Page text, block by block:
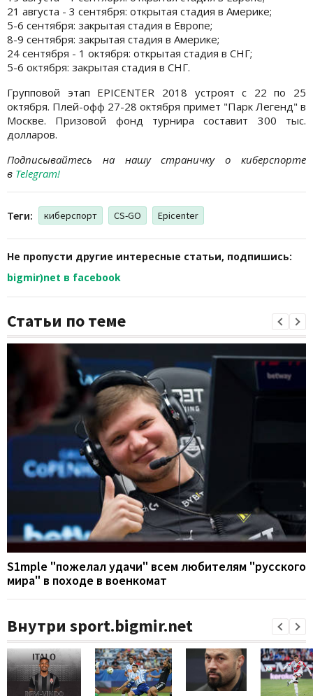
21 августа - 3 сентября: открытая стадия в Америке;
5-6 сентября: закрытая стадия в Европе;
8-9 сентября: закрытая стадия в Америке;
24 сентября - 1 октября: открытая стадия в СНГ;
5-6 октября: закрытая стадия в СНГ.
Групповой этап EPICENTER 2018 устроят с 22 по 25
октября. Плей-офф 27-28 октября примет "Парк Легенд" в
Москве. Призовой фонд турнира составит 300 тыс.
долларов.
Подписывайтесь на нашу страничку о киберспорте
в Telegram!
Теги: киберспорт CS-GO Epicenter
Не пропусти другие интересные статьи, подпишись:
bigmir)net в facebook
Статьи по теме
S1mple "пожелал удачи" всем любителям "русского
мира" в походе в военкомат
Внутри sport.bigmir.net